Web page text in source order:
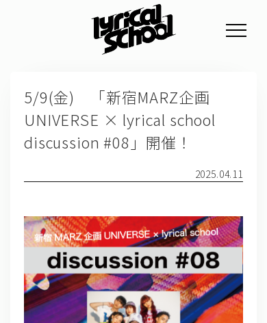
5/9(金) 「新宿MARZ企画
UNIVERSE × lyrical school
discussion #08」開催！
2025.04.11
PROFILE
SCHEDULE
GOODS
FAN CLUB
TICKET